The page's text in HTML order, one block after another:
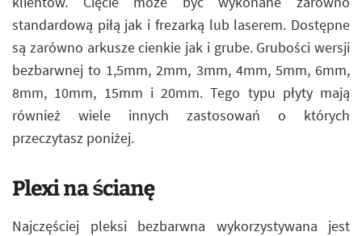
standardową piłą jak i frezarką lub laserem. Dostępne
są zarówno arkusze cienkie jak i grube. Grubości wersji
bezbarwnej to 1,5mm, 2mm, 3mm, 4mm, 5mm, 6mm,
8mm, 10mm, 15mm i 20mm. Tego typu płyty mają
również wiele innych zastosowań o których
przeczytasz poniżej.
Plexi na ścianę
Najczęściej pleksi bezbarwna wykorzystywana jest